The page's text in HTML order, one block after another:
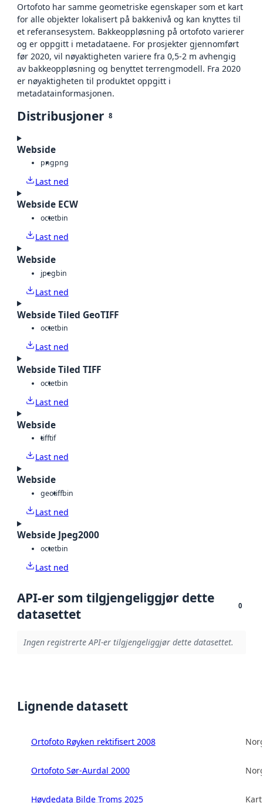
Ortofoto har samme geometriske egenskaper som et kart
for alle objekter lokalisert på bakkenivå og kan knyttes til
et referansesystem. Bakkeoppløsning på ortofoto varierer
og er oppgitt i metadataene. For prosjekter gjennomført
før 2020, vil nøyaktigheten variere fra 0,5-2 m avhengig
av bakkeoppløsning og benyttet terrengmodell. Fra 2020
er nøyaktigheten til produktet oppgitt i
metadatainformasjonen.
Distribusjoner 8
Webside
pngpng
Last ned
Webside ECW
octetbin
Last ned
Webside
jpegbin
Last ned
Webside Tiled GeoTIFF
octetbin
Last ned
Webside Tiled TIFF
octetbin
Last ned
Webside
tifftif
Last ned
Webside
geotiffbin
Last ned
Webside Jpeg2000
octetbin
Last ned
API-er som tilgjengeliggjør dette
datasettet
0
Ingen registrerte API-er tilgjengeliggjør dette datasettet.
Lignende datasett
Ortofoto Røyken rektifisert 2008
Ortofoto Sør-Aurdal 2000
Høydedata Bilde Troms 2025